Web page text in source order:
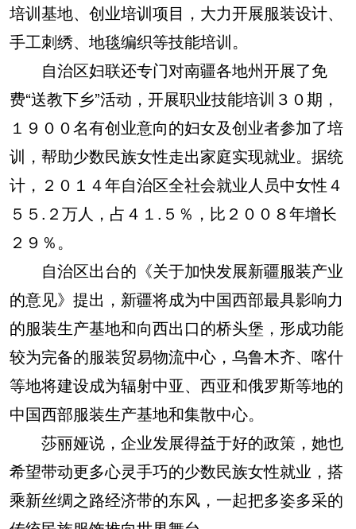
培训基地、创业培训项目，大力开展服装设计、
手工刺绣、地毯编织等技能培训。
自治区妇联还专门对南疆各地州开展了免
费“送教下乡”活动，开展职业技能培训３０期，
１９００名有创业意向的妇女及创业者参加了培
训，帮助少数民族女性走出家庭实现就业。据统
计，２０１４年自治区全社会就业人员中女性４
５５.２万人，占４１.５％，比２００８年增长
２９％。
自治区出台的《关于加快发展新疆服装产业
的意见》提出，新疆将成为中国西部最具影响力
的服装生产基地和向西出口的桥头堡，形成功能
较为完备的服装贸易物流中心，乌鲁木齐、喀什
等地将建设成为辐射中亚、西亚和俄罗斯等地的
中国西部服装生产基地和集散中心。
莎丽娅说，企业发展得益于好的政策，她也
希望带动更多心灵手巧的少数民族女性就业，搭
乘新丝绸之路经济带的东风，一起把多姿多采的